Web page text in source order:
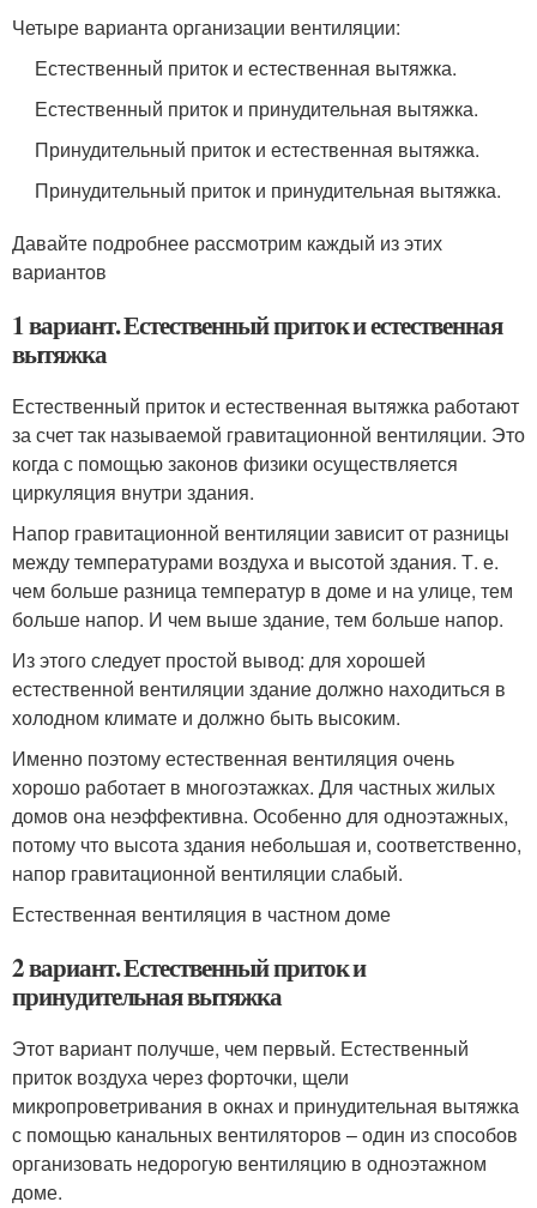
Четыре варианта организации вентиляции:
Естественный приток и естественная вытяжка.
Естественный приток и принудительная вытяжка.
Принудительный приток и естественная вытяжка.
Принудительный приток и принудительная вытяжка.
Давайте подробнее рассмотрим каждый из этих
вариантов
1 вариант. Естественный приток и естественная
вытяжка
Естественный приток и естественная вытяжка работают
за счет так называемой гравитационной вентиляции. Это
когда с помощью законов физики осуществляется
циркуляция внутри здания.
Напор гравитационной вентиляции зависит от разницы
между температурами воздуха и высотой здания. Т. е.
чем больше разница температур в доме и на улице, тем
больше напор. И чем выше здание, тем больше напор.
Из этого следует простой вывод: для хорошей
естественной вентиляции здание должно находиться в
холодном климате и должно быть высоким.
Именно поэтому естественная вентиляция очень
хорошо работает в многоэтажках. Для частных жилых
домов она неэффективна. Особенно для одноэтажных,
потому что высота здания небольшая и, соответственно,
напор гравитационной вентиляции слабый.
Естественная вентиляция в частном доме
2 вариант. Естественный приток и
принудительная вытяжка
Этот вариант получше, чем первый. Естественный
приток воздуха через форточки, щели
микропроветривания в окнах и принудительная вытяжка
с помощью канальных вентиляторов – один из способов
организовать недорогую вентиляцию в одноэтажном
доме.